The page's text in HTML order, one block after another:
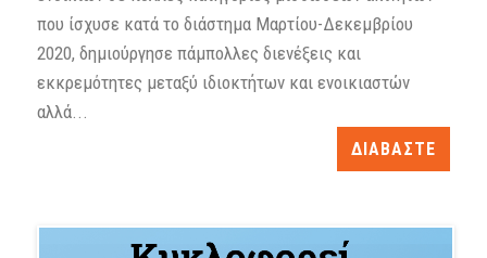
που ίσχυσε κατά το διάστημα Μαρτίου-Δεκεμβρίου
2020, δημιούργησε πάμπολλες διενέξεις και
εκκρεμότητες μεταξύ ιδιοκτήτων και ενοικιαστών
αλλά...
ΔΙΑΒΑΣΤΕ